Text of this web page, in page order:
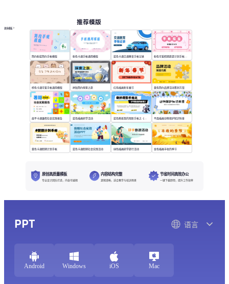
推荐模版
更多模板
简约粉蓝简约手帐模版 粉色卡通手帐通用模版 蓝色卡通交通教育手帐记录 粉色可爱假期旅游计划手帐模版
棕色卡通可爱手帐通用模版 拼贴简约探索之旅 红色插画新年春节 黄色简约品牌活动策划方案
扁平卡通暑假社会实践报告 蓝色插画研学活动 蓝色撕纸我的观影手帐之《不能说的秘密》 平面插画动物保护知识科普
黄色卡通假期计划手帐 蓝色卡通假期社会实践活动 绿色插画研学旅行活动 金色插画丰收的季节
原创高质量模板
专业设计团队打造，内容可编辑
内容结构完整
逻辑清晰，适合教学与培训场景
节省时间高效办公
一键下载即用，提升工作效率
PPT 语言
Android Windows iOS Mac